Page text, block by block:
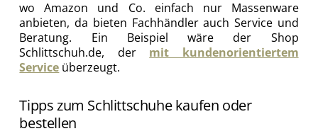
wo Amazon und Co. einfach nur Massenware
anbieten, da bieten Fachhändler auch Service und
Beratung. Ein Beispiel wäre der Shop
Schlittschuh.de, der mit kundenorientiertem
Service überzeugt.
Tipps zum Schlittschuhe kaufen oder
bestellen